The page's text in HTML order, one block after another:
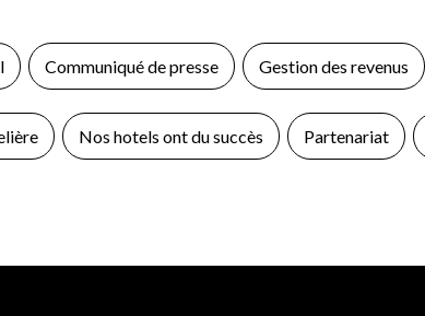
Communiqué de presse Gestion des revenus
Nos hotels ont du succès Partenariat